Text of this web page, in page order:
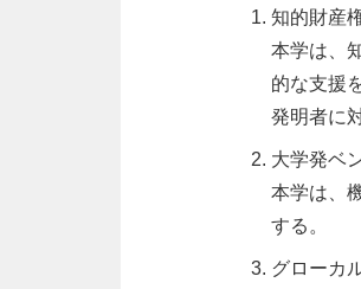
知的財産
本学は、
的な支援
発明者に
大学発ベ
本学は、
する。
グローカ